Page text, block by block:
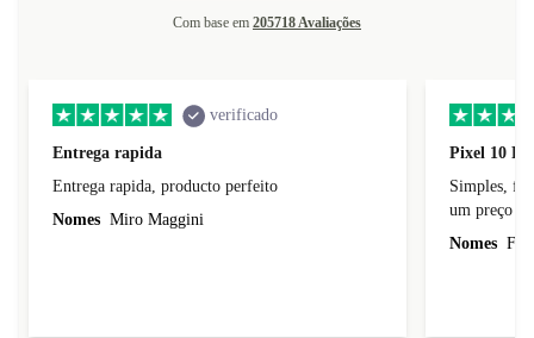
Com base em 205718 Avaliações
verificado
Entrega rapida
Entrega rapida, producto perfeito
Nomes Miro Maggini
Pixel 10
Simples, fácil,
um preço
Nomes